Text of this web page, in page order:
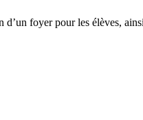
foyer pour les élèves,